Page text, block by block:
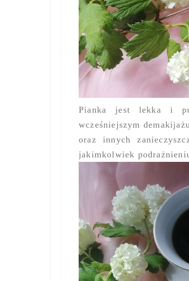
Pianka jest lekka i
wcześniejszym
oraz innych
jakimkolwiek